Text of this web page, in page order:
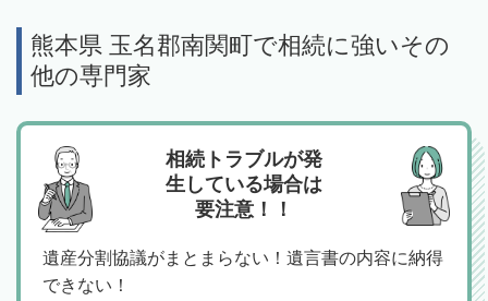
熊本県 玉名郡南関町で相続に強いその
他の専門家
相続トラブルが発
生している場合は
要注意！！
遺産分割協議がまとまらない！遺言書の内容に納得
できない！